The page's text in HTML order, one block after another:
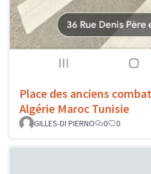
Place des anciens
Algérie Maroc Tunisie
GILLES-DI PIERNO
0 0